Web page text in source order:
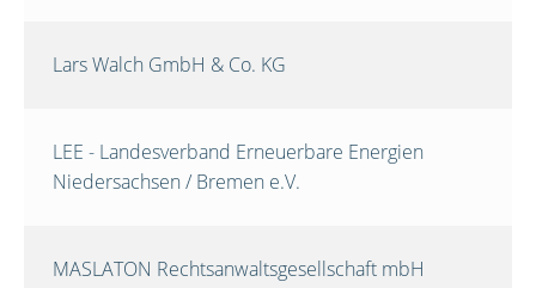
Lars Walch GmbH & Co. KG
LEE - Landesverband Erneuerbare Energien
Niedersachsen / Bremen e.V.
MASLATON Rechtsanwaltsgesellschaft mbH